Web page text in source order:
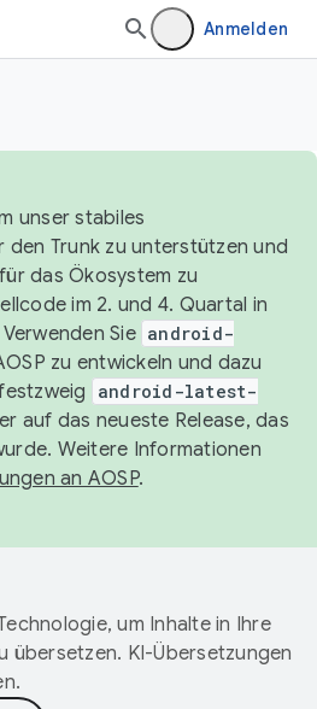
Anmelden
unser stabiles
den Trunk zu unterstützen und
das Ökosystem zu
im 2. und 4. Quartal in
Sie android-
zu entwickeln und dazu
android-latest-
auf das neueste Release, das
Weitere Informationen
an AOSP.
um Inhalte in Ihre
übersetzen. KI-Übersetzungen